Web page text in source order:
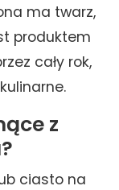
ma twarz,
produktem
cały rok,
z
ciasto na